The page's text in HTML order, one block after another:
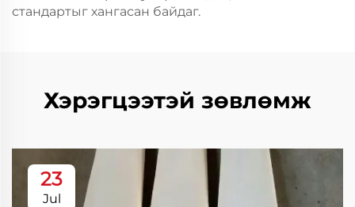
стандартыг хангасан байдаг.
Хэрэгцээтэй зөвлөмж
23
Jul